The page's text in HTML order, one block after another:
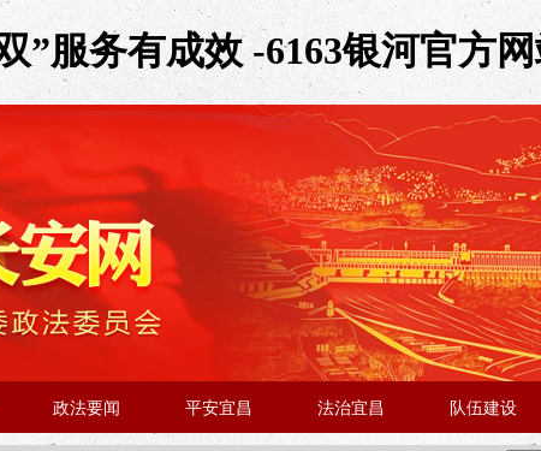
”服务有成效 -6163银河官方
政法要闻 平安宜昌 法治宜昌 队伍建设